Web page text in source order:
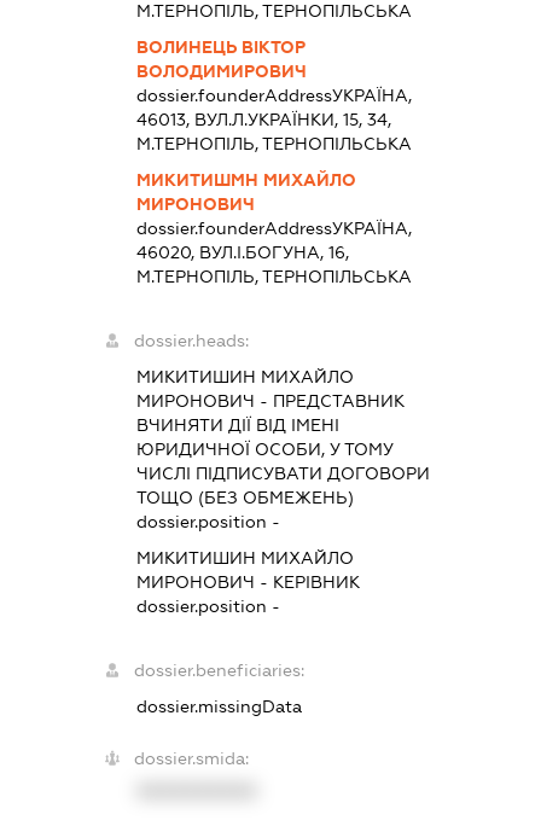
М.ТЕРНОПІЛЬ, ТЕРНОПІЛЬСЬКА
ВОЛИНЕЦЬ ВІКТОР
ВОЛОДИМИРОВИЧ
dossier.founderAddressУКРАЇНА,
46013, ВУЛ.Л.УКРАЇНКИ, 15, 34,
М.ТЕРНОПІЛЬ, ТЕРНОПІЛЬСЬКА
МИКИТИШМН МИХАЙЛО
МИРОНОВИЧ
dossier.founderAddressУКРАЇНА,
46020, ВУЛ.І.БОГУНА, 16,
М.ТЕРНОПІЛЬ, ТЕРНОПІЛЬСЬКА
dossier.heads:
МИКИТИШИН МИХАЙЛО
МИРОНОВИЧ - ПРЕДСТАВНИК
ВЧИНЯТИ ДІЇ ВІД ІМЕНІ
ЮРИДИЧНОЇ ОСОБИ, У ТОМУ
ЧИСЛІ ПІДПИСУВАТИ ДОГОВОРИ
ТОЩО (БЕЗ ОБМЕЖЕНЬ)
dossier.position -
МИКИТИШИН МИХАЙЛО
МИРОНОВИЧ - КЕРІВНИК
dossier.position -
dossier.beneficiaries:
dossier.missingData
dossier.smida: